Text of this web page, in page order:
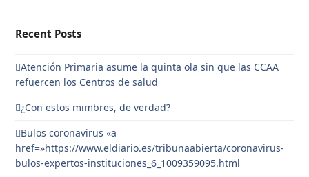
Recent Posts
Atención Primaria asume la quinta ola sin que las CCAA
refuercen los Centros de salud
¿Con estos mimbres, de verdad?
Bulos coronavirus «a
href=»https://www.eldiario.es/tribunaabierta/coronavirus-
bulos-expertos-instituciones_6_1009359095.html